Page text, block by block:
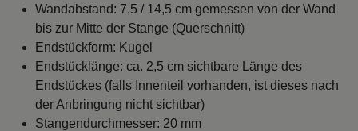
Wandabstand: 7,5 / 14,5 cm gemessen von der Wand
bis zur Mitte der Stange (Querschnitt)
Endstückform: Kugel
Endstücklänge: ca. 2,5 cm sichtbare Länge des
Endstückes (falls Innenteil vorhanden, ist dieses nach
der Anbringung nicht sichtbar)
Stangendurchmesser: 20 mm